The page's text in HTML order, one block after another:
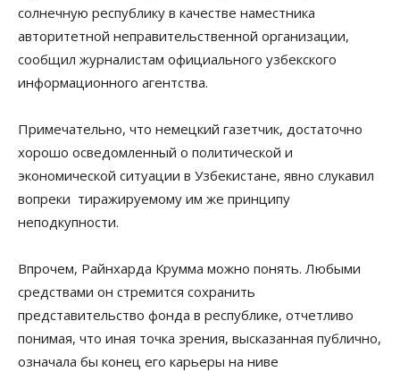
солнечную республику в качестве наместника
авторитетной неправительственной организации,
сообщил журналистам официального узбекского
информационного агентства.
Примечательно, что немецкий газетчик, достаточно
хорошо осведомленный о политической и
экономической ситуации в Узбекистане, явно слукавил
вопреки тиражируемому им же принципу
неподкупности.
Впрочем, Райнхарда Крумма можно понять. Любыми
средствами он стремится сохранить
представительство фонда в республике, отчетливо
понимая, что иная точка зрения, высказанная публично,
означала бы конец его карьеры на ниве